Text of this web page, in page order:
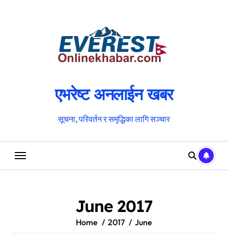
एभरेष्ट अनलाईन खबर
सूचना, परिवर्तन र समृद्धिका लागि सञ्चार
June 2017
Home 2017 June